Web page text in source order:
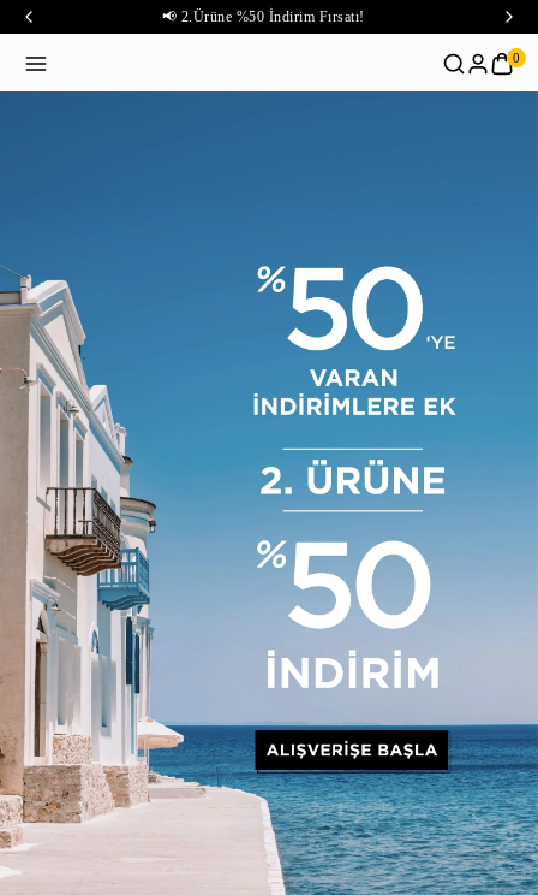
📢 2.Ürüne %50 İndirim Fırsatı!
0